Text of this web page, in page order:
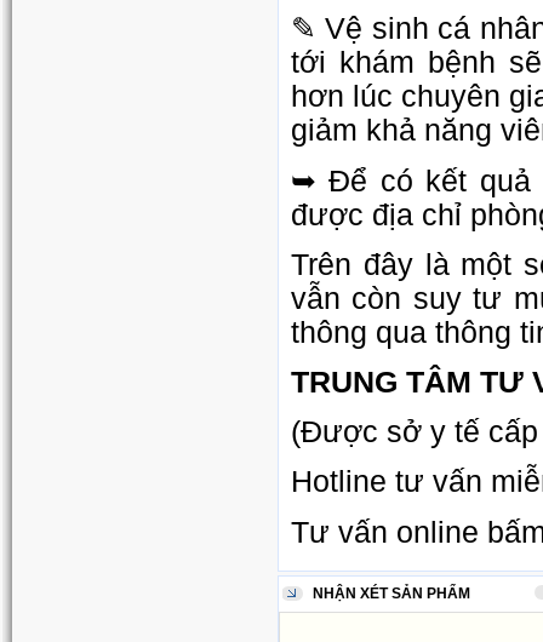
✎ Vệ sinh cá
tới khám bệnh
hơn lúc chuyên
giảm khả năng
➥ Để có kết quả
được địa chỉ
Trên đây là một
vẫn còn suy tư
thông qua thông
TRUNG TÂM TƯ
(Được sở y tế cấp
Hotline tư vấn
Tư vấn online
NHẬN XÉT SẢN PHẨM